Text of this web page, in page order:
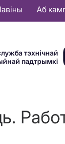
Аб
тэхнічнай
падтрымкі